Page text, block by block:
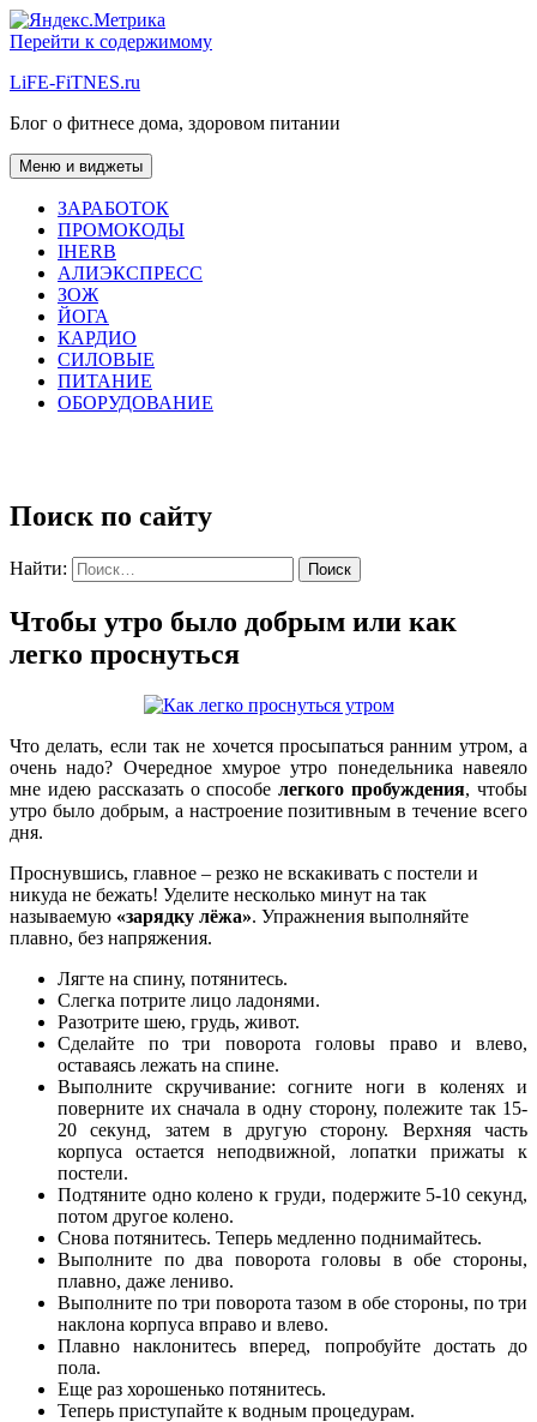
Перейти к содержимому
LiFE-FiTNES.ru
Блог о фитнесе дома, здоровом питании
Меню и виджеты
ЗАРАБОТОК
ПРОМОКОДЫ
IHERB
АЛИЭКСПРЕСС
ЗОЖ
ЙОГА
КАРДИО
СИЛОВЫЕ
ПИТАНИЕ
ОБОРУДОВАНИЕ
Поиск по сайту
Найти:
Чтобы утро было добрым или как
легко проснуться
Что делать, если так не хочется просыпаться ранним утром, а
очень надо? Очередное хмурое утро понедельника навеяло
мне идею рассказать о способелегкого пробуждения, чтобы
утро было добрым, а настроение позитивным в течение всего
дня.
Проснувшись, главное – резко не вскакивать с постели и
никуда не бежать! Уделите несколько минут на так
называемую «зарядку лёжа». Упражнения выполняйте
плавно, без напряжения.
Лягте на спину, потянитесь.
Слегка потрите лицо ладонями.
Разотрите шею, грудь, живот.
Сделайте по три поворота головы право и влево,
оставаясь лежать на спине.
Выполните скручивание: согните ноги в коленях и
поверните их сначала в одну сторону, полежите так 15-
20 секунд, затем в другую сторону. Верхняя часть
корпуса остается неподвижной, лопатки прижаты к
постели.
Подтяните одно колено к груди, подержите 5-10 секунд,
потом другое колено.
Снова потянитесь. Теперь медленно поднимайтесь.
Выполните по два поворота головы в обе стороны,
плавно, даже лениво.
Выполните по три поворота тазом в обе стороны, по три
наклона корпуса вправо и влево.
Плавно наклонитесь вперед, попробуйте достать до
пола.
Еще раз хорошенько потянитесь.
Теперь приступайте к водным процедурам.